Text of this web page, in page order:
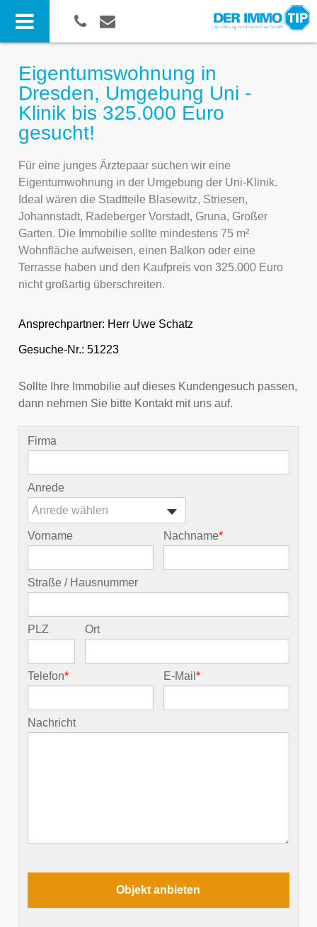
Eigentumswohnung in
Dresden, Umgebung Uni -
Klinik bis 325.000 Euro
gesucht!
Für eine junges Ärztepaar suchen wir eine
Eigentumwohnung in der Umgebung der Uni-Klinik.
Ideal wären die Stadtteile Blasewitz, Striesen,
Johannstadt, Radeberger Vorstadt, Gruna, Großer
Garten. Die Immobilie sollte mindestens 75 m²
Wohnfläche aufweisen, einen Balkon oder eine
Terrasse haben und den Kaufpreis von 325.000 Euro
nicht großartig überschreiten.
Ansprechpartner: Herr Uwe Schatz
Gesuche-Nr.: 51223
Sollte Ihre Immobilie auf dieses Kundengesuch passen,
dann nehmen Sie bitte Kontakt mit uns auf.
Firma
Anrede
Anrede wählen
Vorname Nachname*
Straße / Hausnummer
PLZ Ort
Telefon* E-Mail*
Nachricht